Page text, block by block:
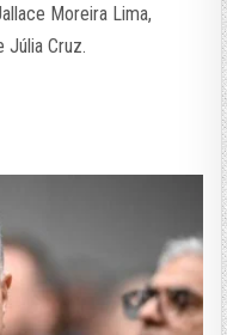
Moreira Lima,
Júlia Cruz.